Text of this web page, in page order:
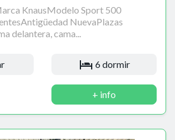
KnausModelo Sport 500
NuevaPlazas
delantera, cama...
6 dormir
+ info